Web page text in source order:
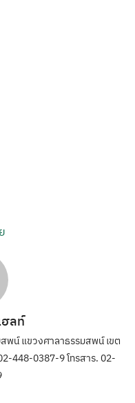
ลท์
น์ แขวงศาลาธรรมสพน์ เขต
448-0387-9 โทรสาร. 02-